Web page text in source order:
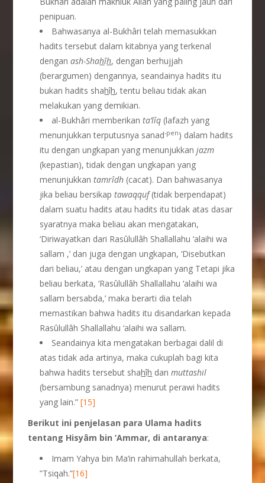
penipuan.
Bahwasanya al-Bukhâri telah memasukkan
hadits tersebut dalam kitabnya yang terkenal
denganash-Shahîh, dengan berhujjah
(berargumen) dengannya, seandainya hadits itu
bukan hadits shahîh, tentu beliau tidak akan
melakukan yang demikian.
al-Bukhâri memberikanta’lîq (lafazh yang
menunjukkan terputusnya sanad-pen) dalam hadits
itu dengan ungkapan yang menunjukkanjazm
(kepastian), tidak dengan ungkapan yang
menunjukkantamrîdh (cacat). Dan bahwasanya
jika beliau bersikap tawaqquf(tidak berpendapat)
dalam suatu hadits atau hadits itu tidak atas dasar
syaratnya maka beliau akan mengatakan,
‘Diriwayatkan dari Rasûlullâh Shallallahu ‘alaihi wa
sallam ,’ dan juga dengan ungkapan, ‘Disebutkan
dari beliau,’ atau dengan ungkapan yang Tetapi jika
beliau berkata, ‘Rasûlullâh Shallallahu ‘alaihi wa
sallam bersabda,’ maka berarti dia telah
memastikan bahwa hadits itu disandarkan kepada
Rasûlullâh Shallallahu ‘alaihi wa sallam.
Seandainya kita mengatakan berbagai dalil di
atas tidak ada artinya, maka cukuplah bagi kita
bahwa hadits tersebut shahîh danmuttashil
(bersambung sanadnya) menurut perawi hadits
yang lain.”[15]
Berikut ini penjelasan para Ulama hadits
tentang Hisyâm bin ’Ammar, di antaranya:
Imam Yahya bin Ma’in rahimahullah berkata,
”Tsiqah.”[16]